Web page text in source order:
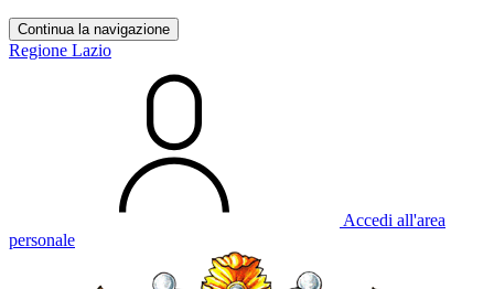
Continua la navigazione
Regione Lazio
Accedi all'area
personale